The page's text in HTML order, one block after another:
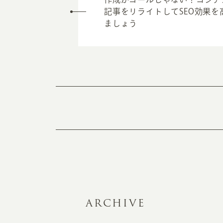
記事をリライトしてSEO効果を
ましょう
ARCHIVE